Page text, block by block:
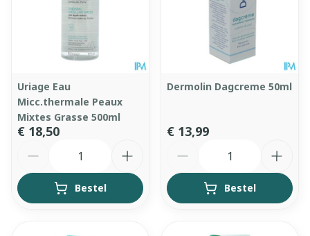
Uriage Eau
Micc.thermale Peaux
Mixtes Grasse 500ml
€ 18,50
Bestel
Dermolin Dagcreme 50ml
€ 13,99
Bestel